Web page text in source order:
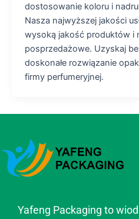
dostosowanie koloru i
Nasza najwyższej jakości
wysoką jakość produktów i
posprzedażowe. Uzyskaj
doskonałe rozwiązanie
firmy perfumeryjnej.
Yafeng Packaging to